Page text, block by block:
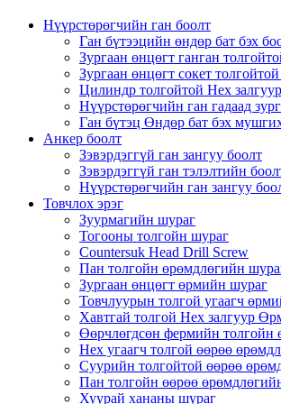
Нүүрстөрөгчийн ган боолт
Ган бүтээцийн өндөр бат бэх
Зургаан өнцөгт ганган
Зургаан өнцөгт сокет
Цилиндр толгойтой Hex
Нүүрстөрөгчийн ган гадаад
Ган бүтэц Өндөр бат бэх
Анкер боолт
Зэвэрдэггүй ган зангуу боолт
Зэвэрдэггүй ган тэлэлтийн
Нүүрстөрөгчийн ган зангуу
Товчлох эрэг
Зуурмагийн шураг
Тогооны толгойн шураг
Countersuk Head Drill Screw
Пан толгойн өрөмдлөгийн
Зургаан өнцөгт өрмийн шураг
Товчлуурын толгой угаагч
Хавтгай толгой Hex залгуур
Өөрчлөгдсөн фермийн толгойн
Hex угаагч толгой өөрөө
Суурийн толгойтой өөрөө
Пан толгойн өөрөө
Хуурай хананы шураг